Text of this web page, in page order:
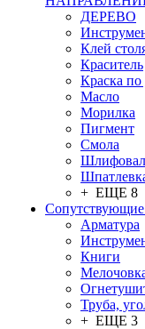
ДЕРЕВО
Клей
Краситель
Краска по
Масло
Морилка
Пигмент
Смола
+ ЕЩЕ 8
Сопутствующие
Арматура
Книги
Труба,
+ ЕЩЕ 3